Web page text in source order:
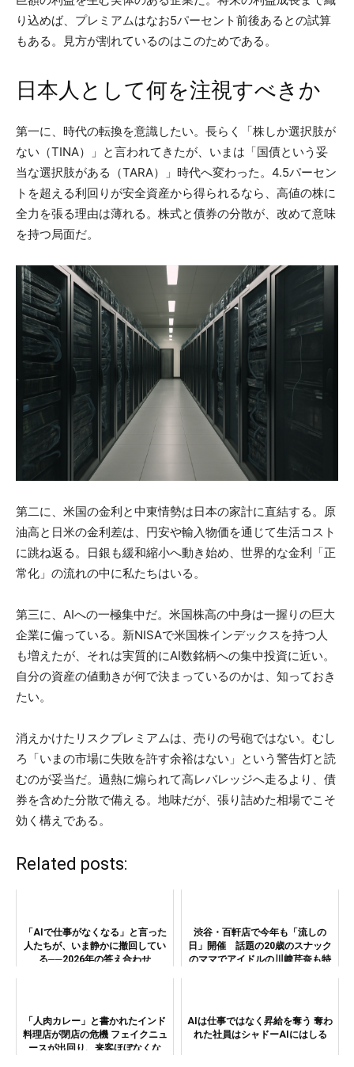
り込めば、プレミアムはなお5パーセント前後あるとの試算
もある。見方が割れているのはこのためである。
日本人として何を注視すべきか
第一に、時代の転換を意識したい。長らく「株しか選択肢が
ない（TINA）」と言われてきたが、いまは「国債という妥
当な選択肢がある（TARA）」時代へ変わった。4.5パーセン
トを超える利回りが安全資産から得られるなら、高値の株に
全力を張る理由は薄れる。株式と債券の分散が、改めて意味
を持つ局面だ。
第二に、米国の金利と中東情勢は日本の家計に直結する。原
油高と日米の金利差は、円安や輸入物価を通じて生活コスト
に跳ね返る。日銀も緩和縮小へ動き始め、世界的な金利「正
常化」の流れの中に私たちはいる。
第三に、AIへの一極集中だ。米国株高の中身は一握りの巨大
企業に偏っている。新NISAで米国株インデックスを持つ人
も増えたが、それは実質的にAI数銘柄への集中投資に近い。
自分の資産の値動きが何で決まっているのかは、知っておき
たい。
消えかけたリスクプレミアムは、売りの号砲ではない。むし
ろ「いまの市場に失敗を許す余裕はない」という警告灯と読
むのが妥当だ。過熱に煽られて高レバレッジへ走るより、債
券を含めた分散で備える。地味だが、張り詰めた相場でこそ
効く構えである。
Related posts:
「AIで仕事がなくなる」と言った
人たちが、いま静かに撤回してい
る──2026年の答え合わせ
渋谷・百軒店で今年も「流しの
日」開催 話題の20歳のスナック
のママでアイドルの川﨑芹奈も特
「人肉カレー」と書かれたインド
料理店が閉店の危機 フェイクニュ
ースが出回り、来客ほぼなくな
AIは仕事ではなく昇給を奪う 奪わ
れた社員はシャドーAIにはしる